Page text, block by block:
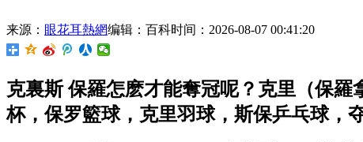
来源： 眼花耳熱網编辑：百科时间：2026-08-07 00:41:20
克裏斯 保羅怎麽才能奪冠呢？克里（保羅
杯，保罗籃球 ，克里羽球 ，斯保乒乓